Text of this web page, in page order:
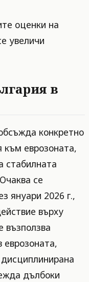
оценки на
увеличи
в
конкретно
към еврозоната,
стабилната
се
януари 2026 г.,
върху
възползва
еврозоната,
дълбоки